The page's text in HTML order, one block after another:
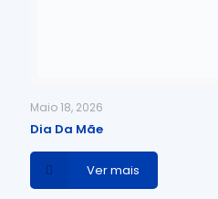
Maio 18, 2026
Dia Da Mãe
Ver mais